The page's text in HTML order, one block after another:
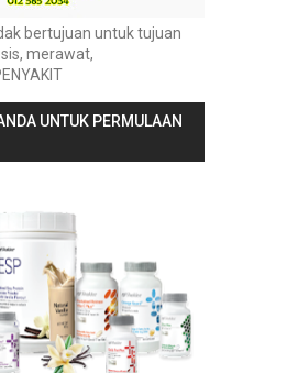
bertujuan untuk tujuan
merawat,
UNTUK PERMULAAN